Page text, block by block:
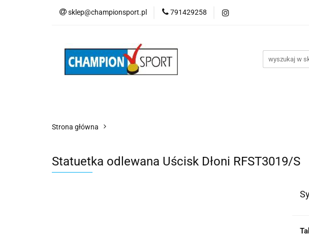
sklep@championsport.pl 791429258
Strona główna
Statuetka odlewana Uścisk Dłoni RFST3019/S